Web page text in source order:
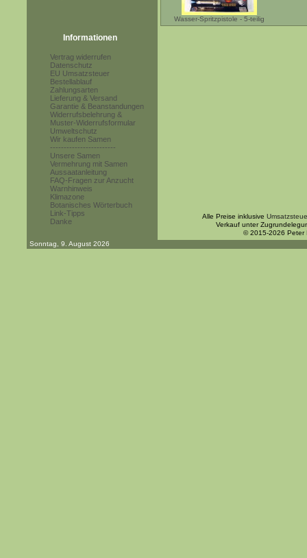
Informationen
Vertrag widerrufen
Datenschutz
EU Umsatzsteuer
Bestellablauf
Zahlungsarten
Lieferung & Versand
Garantie & Beanstandungen
Widerrufsbelehrung &
Muster-Widerrufsformular
Umweltschutz
Wir kaufen Samen
------------------------
Unsere Samen
Vermehrung mit Samen
Aussaatanleitung
FAQ-Fragen zur Anzucht
Warnhinweis
Klimazone
Botanisches Wörterbuch
Link-Tipps
Danke
Wasser-Spritzpistole - 5-teilig
Alle Preise inklusive
Verkauf unter
© 2015-2026 Peter
Sonntag, 9. August 2026